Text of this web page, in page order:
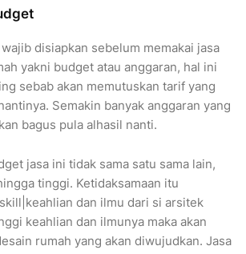
disiapkan sebelum memakai jasa
yakni budget atau anggaran, hal ini
sebab akan memutuskan tarif yang
Semakin banyak anggaran yang
bagus pula alhasil nanti.
jasa ini tidak sama satu sama lain,
tinggi. Ketidaksamaan itu
dan ilmu dari si arsitek
keahlian dan ilmunya maka akan
rumah yang akan diwujudkan. Jasa